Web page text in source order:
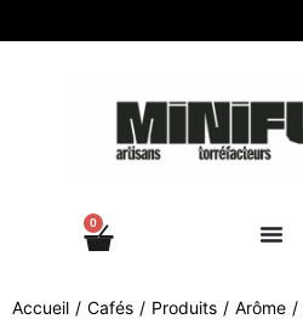
0
Accueil / Cafés / Produits / Arôme /